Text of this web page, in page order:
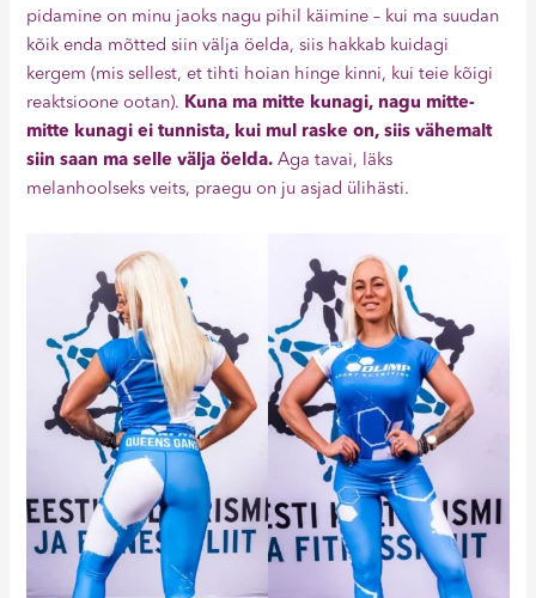
pidamine on minu jaoks nagu pihil käimine – kui ma suudan
kõik enda mõtted siin välja öelda, siis hakkab kuidagi
kergem (mis sellest, et tihti hoian hinge kinni, kui teie kõigi
reaktsioone ootan). Kuna ma mitte kunagi, nagu mitte-
mitte kunagi ei tunnista, kui mul raske on, siis vähemalt
siin saan ma selle välja öelda. Aga tavai, läks
melanhoolseks veits, praegu on ju asjad ülihästi.